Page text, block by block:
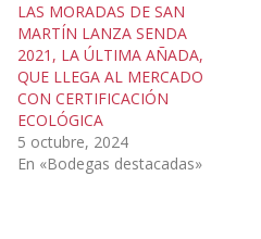
LAS MORADAS DE SAN
MARTÍN LANZA SENDA
2021, LA ÚLTIMA AÑADA,
QUE LLEGA AL MERCADO
CON CERTIFICACIÓN
ECOLÓGICA
5 octubre, 2024
En «Bodegas destacadas»